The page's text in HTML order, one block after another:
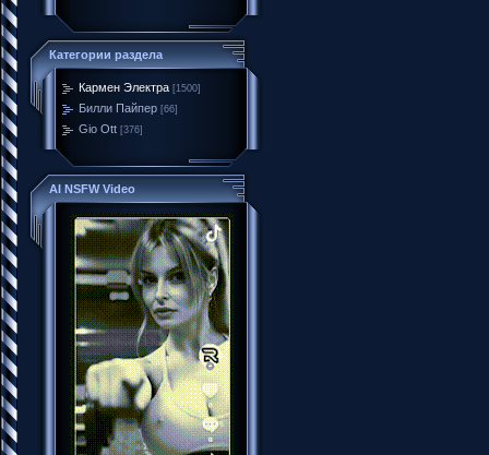
Категории раздела
Кармен Электра [1500]
Билли Пайпер [66]
Gio Ott [376]
AI NSFW Video